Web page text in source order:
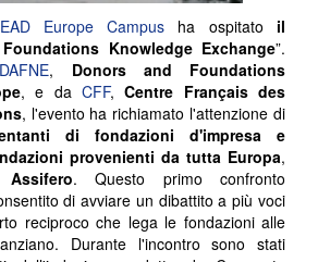
Europe Campus ha ospitato il
Knowledge Exchange”.
DAFNE, Donors and Foundations
, e da CFF,Centre Français des
, l'evento ha richiamato l'attenzione di
di fondazioni d'impresa e
provenienti da tutta Europa,
Assifero. Questo primo confronto
di avviare un dibattito a più voci
reciproco che lega le fondazioni alle
Durante l'incontro sono stati